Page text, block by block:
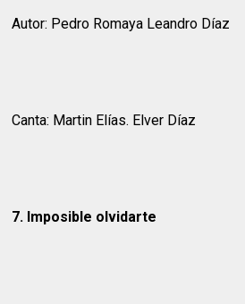
Autor: Pedro Romaya Leandro Díaz
Canta: Martin Elías. Elver Díaz
7. Imposible olvidarte